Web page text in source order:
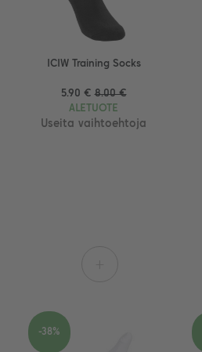
ICIW Training Socks
5.90 € 8.00 €
ALETUOTE
Useita vaihtoehtoja
-38%